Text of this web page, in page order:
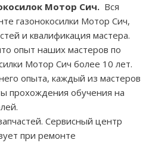
Мотор Сич. Вся
газонокосилки Мотор Сич,
и квалификация мастера.
опыт наших мастеров по
Мотор Сич более 10 лет.
опыта, каждый из мастеров
прохождения обучения на
Сервисный центр
при ремонте